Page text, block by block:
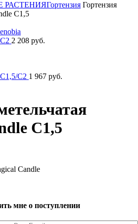
РАСТЕНИЯГортензия Гортензия
C1,5
2 208 руб.
C2 1 967 руб.
C1,5
Candle
мне о поступлении